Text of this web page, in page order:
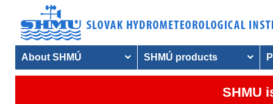
About SHMÚ SHMÚ products
SHMU